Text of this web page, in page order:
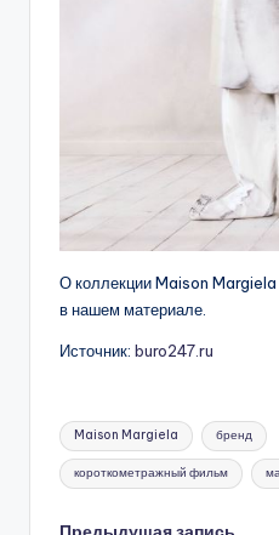
О коллекции Maison
в нашем материале.
Источник: buro247.ru
Метки:
Maison Margiela бренд
короткометражный фильм